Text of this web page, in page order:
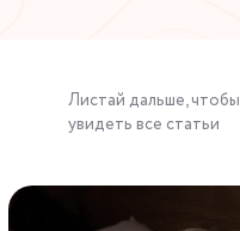
Листай дальше, чтобы
увидеть все статьи